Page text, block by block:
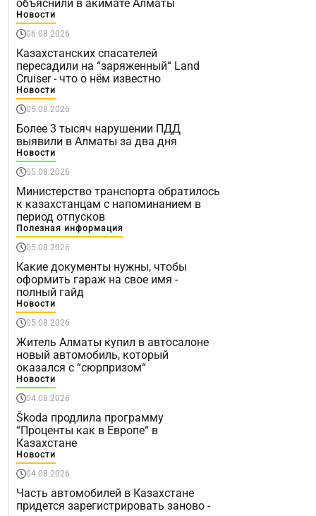
объяснили в акимате Алматы
Новости
06.08.2026
Казахстанских спасателей
пересадили на “заряженный“ Land
Cruiser - что о нём известно
Новости
05.08.2026
Более 3 тысяч нарушении ПДД
выявили в Алматы за два дня
Новости
05.08.2026
Министерство транспорта обратилось
к казахстанцам с напоминанием в
период отпусков
Полезная информация
05.08.2026
Какие документы нужны, чтобы
оформить гараж на свое имя -
полный гайд
Новости
05.08.2026
Житель Алматы купил в автосалоне
новый автомобиль, который
оказался с “сюрпризом“
Новости
04.08.2026
Škoda продлила программу
“Проценты как в Европе“ в
Казахстане
Новости
04.08.2026
Часть автомобилей в Казахстане
придется зарегистрировать заново -